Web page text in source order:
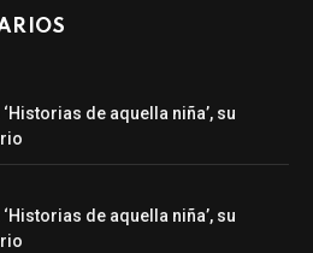
de aquella niña’, su
de aquella niña’, su